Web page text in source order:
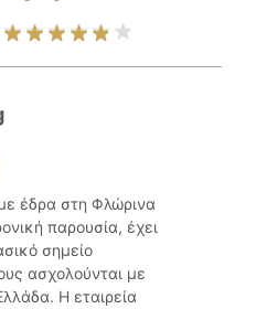
έδρα στη Φλώρινα
παρουσία, έχει
σημείο
ασχολούνται με
Η εταιρεία